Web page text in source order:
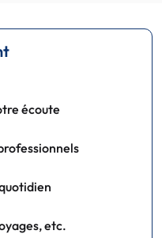
écoute
etc.